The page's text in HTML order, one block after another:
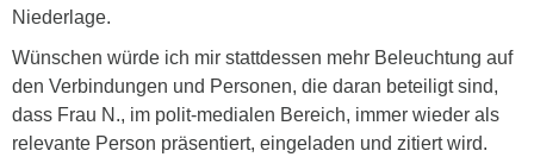
Niederlage.
Wünschen würde ich mir stattdessen mehr Beleuchtung auf
den Verbindungen und Personen, die daran beteiligt sind,
dass Frau N., im polit-medialen Bereich, immer wieder als
relevante Person präsentiert, eingeladen und zitiert wird.